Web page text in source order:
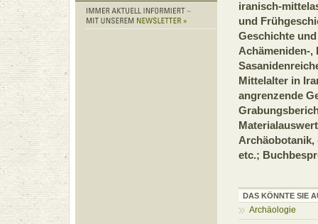
iranisch-
und
Geschichte
Achämeniden-,
Mittelalter in
angrenzende
Archäobotanik,
etc.;
DAS KÖNNTE SIE
Archäologie